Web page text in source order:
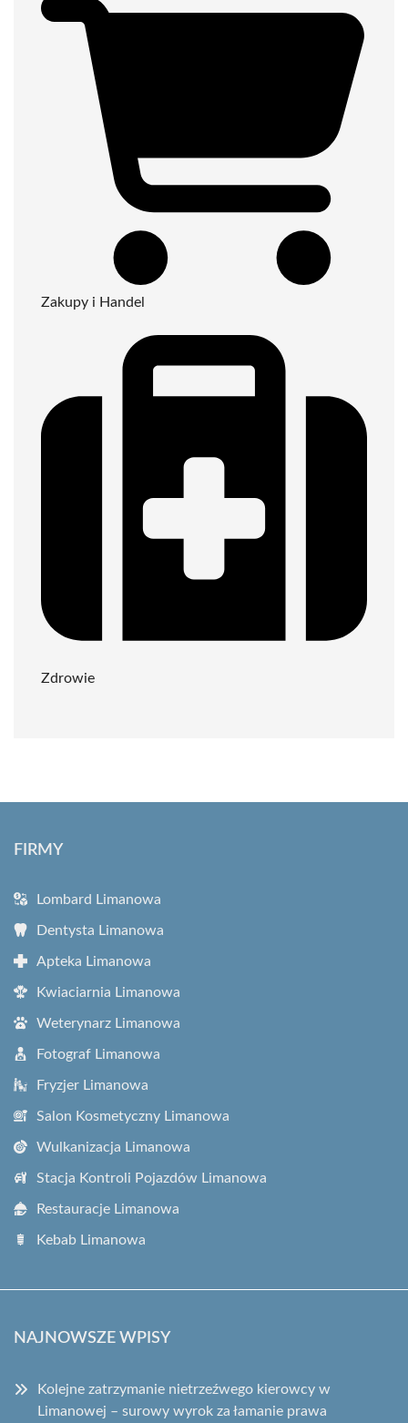
Zakupy i Handel
Zdrowie
FIRMY
Lombard Limanowa
Dentysta Limanowa
Apteka Limanowa
Kwiaciarnia Limanowa
Weterynarz Limanowa
Fotograf Limanowa
Fryzjer Limanowa
Salon Kosmetyczny Limanowa
Wulkanizacja Limanowa
Stacja Kontroli Pojazdów Limanowa
Restauracje Limanowa
Kebab Limanowa
NAJNOWSZE WPISY
Kolejne zatrzymanie nietrzeźwego kierowcy w
Limanowej – surowy wyrok za łamanie prawa